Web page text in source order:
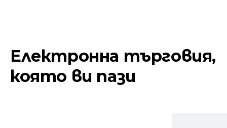
Електронна търговия,
която ви пази